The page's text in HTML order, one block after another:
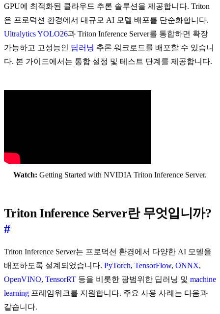
GPU에 최적화된 클라우드 추론 솔루션을 제공합니다. Triton
은 프로덕션 환경에서 대규모 AI 모델 배포를 단순화합니다.
Ultralytics YOLO26과 Triton Inference Server를 통합하면 확장
가능하고 고성능인 딥러닝 추론 워크로드를 배포할 수 있습니
다. 본 가이드에서는 통합 설정 및 테스트 단계를 제공합니다.
Watch: Getting Started with NVIDIA Triton Inference Server.
Triton Inference Server란 무엇입니까?
#
Triton Inference Server는 프로덕션 환경에서 다양한 AI 모델을
배포하도록 설계되었습니다. PyTorch, TensorFlow, ONNX,
OpenVINO, TensorRT 등을 비롯한 광범위한 딥러닝 및 machine
learning 프레임워크를 지원합니다. 주요 사용 사례는 다음과
같습니다.